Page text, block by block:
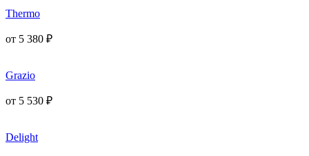
Thermo
от 5 380 ₽
Grazio
от 5 530 ₽
Delight